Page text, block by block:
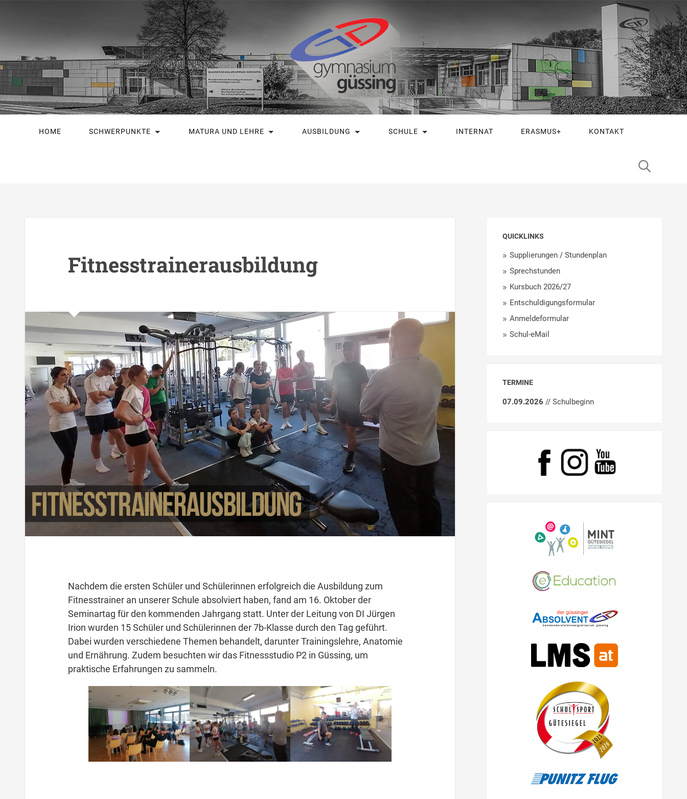
HOME SCHWERPUNKTE MATURA UND LEHRE AUSBILDUNG SCHULE INTERNAT ERASMUS+ KONTAKT
Fitnesstrainerausbildung
Nachdem die ersten Schüler und Schülerinnen erfolgreich die Ausbildung zum
Fitnesstrainer an unserer Schule absolviert haben, fand am 16. Oktober der
Seminartag für den kommenden Jahrgang statt. Unter der Leitung von DI Jürgen
Irion wurden 15 Schüler und Schülerinnen der 7b-Klasse durch den Tag geführt.
Dabei wurden verschiedene Themen behandelt, darunter Trainingslehre, Anatomie
und Ernährung. Zudem besuchten wir das Fitnessstudio P2 in Güssing, um
praktische Erfahrungen zu sammeln.
QUICKLINKS
Supplierungen / Stundenplan
Sprechstunden
Kursbuch 2026/27
Entschuldigungsformular
Anmeldeformular
Schul-eMail
TERMINE
07.09.2026 // Schulbeginn